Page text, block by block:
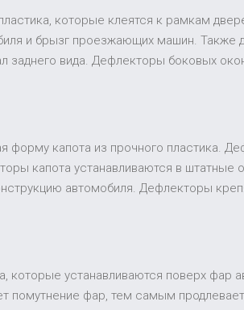
которые клеятся к рамкам
и брызг проезжающих машин.
заднего вида. Дефлекторы боковых
форму капота из прочного пластика.
капота устанавливаются в штатные
автомобиля. Дефлекторы
которые устанавливаются поверх
помутнение фар, тем самым